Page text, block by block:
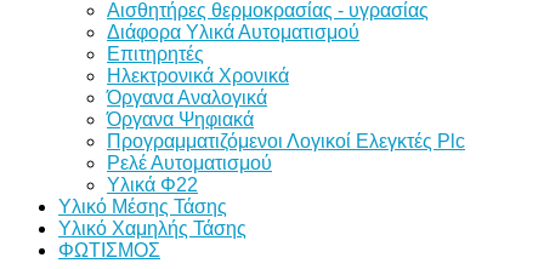
Αισθητήρες θερμοκρασίας - υγρασίας
Διάφορα Υλικά Αυτοματισμού
Επιτηρητές
Ηλεκτρονικά Χρονικά
Όργανα Αναλογικά
Όργανα Ψηφιακά
Προγραμματιζόμενοι Λογικοί Ελεγκτές Plc
Ρελέ Αυτοματισμού
Υλικά Φ22
Υλικό Μέσης Τάσης
Υλικό Χαμηλής Τάσης
ΦΩΤΙΣΜΟΣ